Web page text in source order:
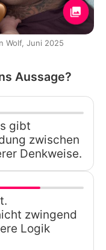
Wolf, Juni 2025
Aussage?
gibt
zwischen
Denkweise.
zwingend
Logik